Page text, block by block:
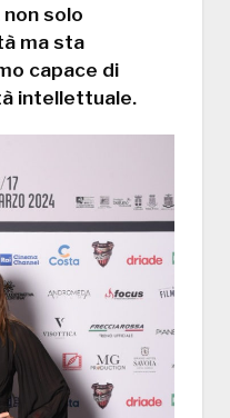
solo
ma sta
capace di
intellettuale.